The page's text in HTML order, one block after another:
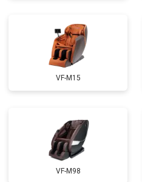
VF-M15
VF-M98